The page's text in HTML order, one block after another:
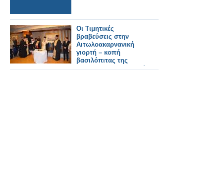
Οι Τιμητικές
βραβεύσεις στην
Αιτωλοακαρνανική
γιορτή – κοπή
βασιλόπιτας της
Παναιτωλοακαρνανικής